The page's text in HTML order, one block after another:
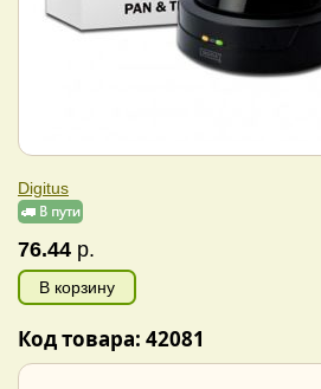
Digitus
76.44 р.
В корзину
Код товара: 42081